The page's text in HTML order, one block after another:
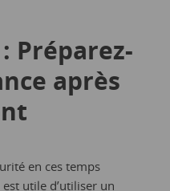
Préparez-
après
en ces temps
utile d’utiliser un